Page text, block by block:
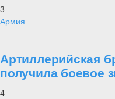
3
Армия
Артиллерийская
получила боевое
4